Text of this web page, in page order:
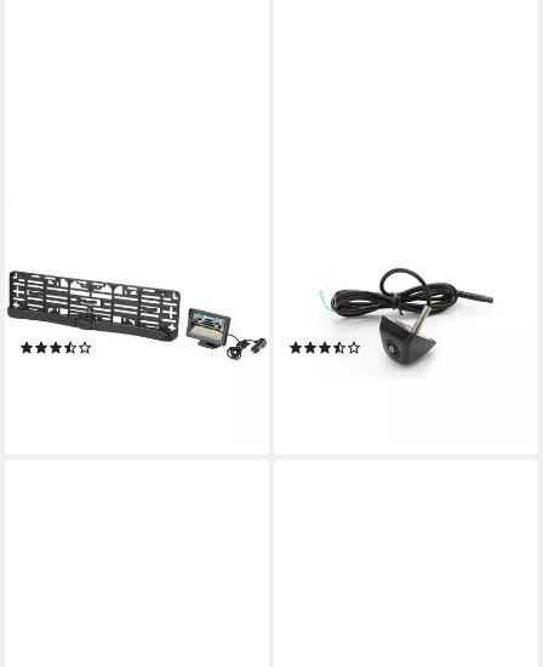
RF-4535208
Rückfahrkamera
(Abstandshilfslinien)
Kofferraumleiste/Griffleiste
Front-/Rückfahrkamera CCD
Chip Rückfahrkamera
(3)
UVP80,00 €